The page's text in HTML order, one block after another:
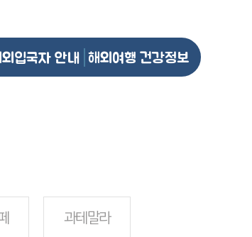
입국자 안내 해외여행 건강정보
과테말라